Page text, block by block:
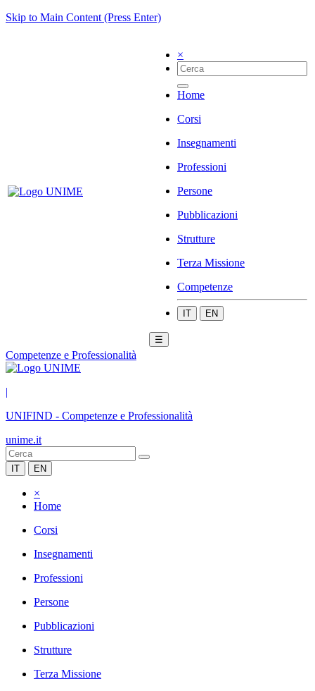
Skip to Main Content (Press Enter)
×
Home
Corsi
Insegnamenti
Professioni
Persone
Pubblicazioni
Strutture
Terza Missione
Competenze
IT EN
☰
Competenze e Professionalità
|
UNIFIND - Competenze e Professionalità
unime.it
IT EN
×
Home
Corsi
Insegnamenti
Professioni
Persone
Pubblicazioni
Strutture
Terza Missione